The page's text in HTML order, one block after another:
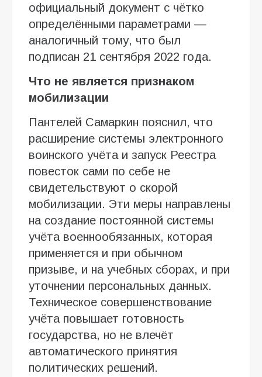
официальный документ с чётко
определёнными параметрами —
аналогичный тому, что был
подписан 21 сентября 2022 года.
Что не является признаком
мобилизации
Пантелей Самаркин пояснил, что
расширение системы электронного
воинского учёта и запуск Реестра
повесток сами по себе не
свидетельствуют о скорой
мобилизации. Эти меры направлены
на создание постоянной системы
учёта военнообязанных, которая
применяется и при обычном
призыве, и на учебных сборах, и при
уточнении персональных данных.
Техническое совершенствование
учёта повышает готовность
государства, но не влечёт
автоматического принятия
политических решений.